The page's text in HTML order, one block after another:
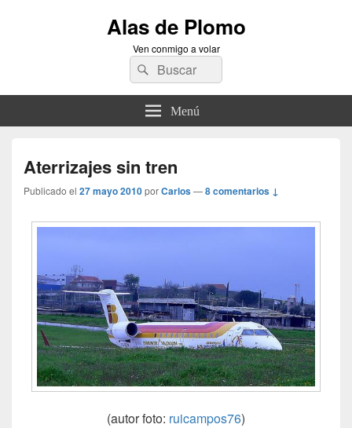
Alas de Plomo
Ven conmigo a volar
Buscar
por:
Buscar
Menú
Aterrizajes sin tren
Publicado el 27 mayo 2010porCarlos—8 comentarios ↓
(autor foto: ruicampos76)